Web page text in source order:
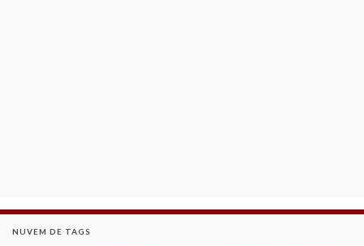
NUVEM DE TAGS